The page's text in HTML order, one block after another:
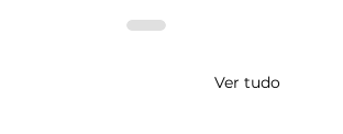
Ver tudo